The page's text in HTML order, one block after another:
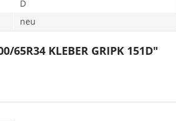
D
neu
KLEBER GRIPK 151D"